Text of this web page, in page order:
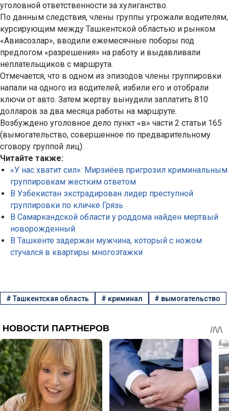
уголовной ответственности за хулиганство.
По данным следствия, члены группы угрожали водителям,
курсирующим между Ташкентской областью и рынком
«Авиасозлар», вводили ежемесячные поборы под
предлогом «разрешения» на работу и выдавливали
неплательщиков с маршрута.
Отмечается, что в одном из эпизодов члены группировки
напали на одного из водителей, избили его и отобрали
ключи от авто. Затем жертву вынудили заплатить 810
долларов за два месяца работы на маршруте.
Возбуждено уголовное дело пункт «в» части 2 статьи 165
(вымогательство, совершенное по предварительному
сговору группой лиц).
Читайте также:
«У нас хватит сил»: Мирзиёев пригрозил криминальным
группировкам жестким ответом
В Узбекистан экстрадирован лидер преступной
группировки по кличке Грязь
В Самаркандской области у роддома найден мертвый
новорожденный
В Ташкенте задержан мужчина, который с ножом
стучался в квартиры многоэтажки
#Ташкентская область # криминал # вымогательство